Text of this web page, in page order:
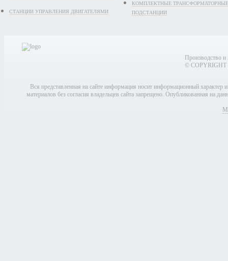
СТАНЦИИ УПРАВЛЕНИЯ ДВИГАТЕЛЯМИ
КОМПЛЕКТНЫЕ ТРАНСФОРМАТОРНЫЕ
ПОДСТАНЦИИ
Производство и
© COPYRIGHT
Вся представленная на сайте информация носит информационный
материалов без согласия владельцев сайта запрещено. Опубликованная на